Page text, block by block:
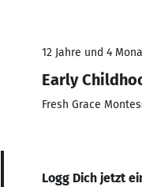
12 Jahre und 4
Early
Fresh Grace
Logg Dich jetzt